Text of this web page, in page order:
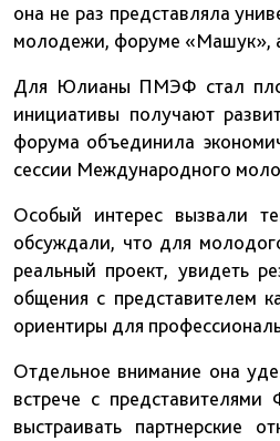
она не раз представляла
молодежи, форуме «Машук»,
Для Юлианы ПМЭФ стал
инициативы получают
форума объединила
сессии Международного
Особый интерес вызвали
обсуждали, что для
реальный проект, увидеть
общения с представителем
ориентиры для
Отдельное внимание она
встрече с
выстраивать партнерские